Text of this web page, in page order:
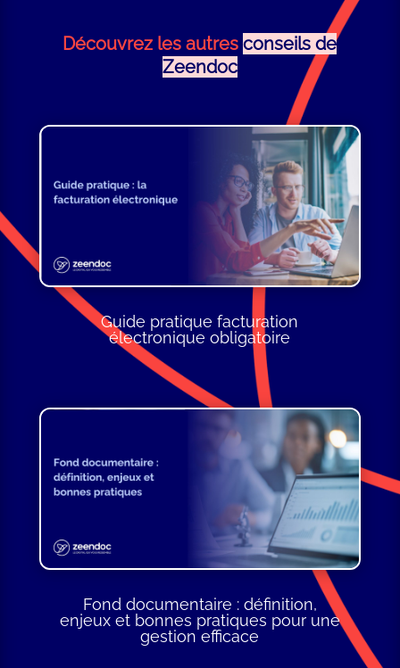
Découvrez les autresconseils de
Zeendoc
Guide pratique facturation
électronique obligatoire
Fond documentaire : définition,
enjeux et bonnes pratiques pour une
gestion efficace